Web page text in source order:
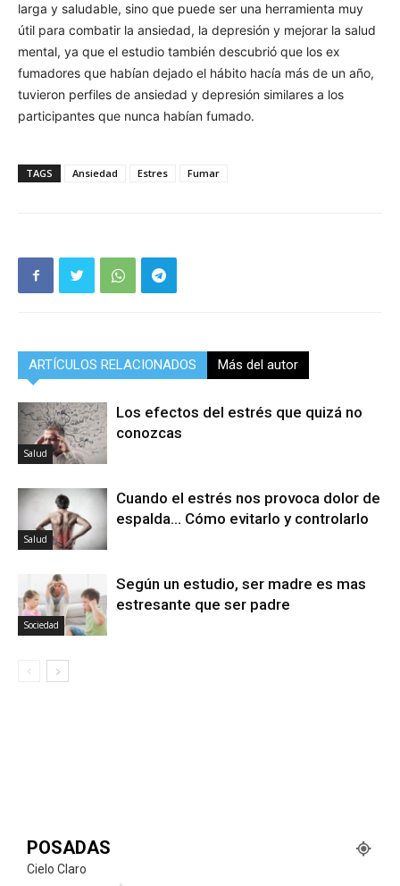
larga y saludable, sino que puede ser una herramienta muy
útil para combatir la ansiedad, la depresión y mejorar la salud
mental, ya que el estudio también descubrió que los ex
fumadores que habían dejado el hábito hacía más de un año,
tuvieron perfiles de ansiedad y depresión similares a los
participantes que nunca habían fumado.
TAGS Ansiedad Estres Fumar
ARTÍCULOS RELACIONADOS Más del autor
Salud
Los efectos del estrés que quizá no
conozcas
Salud
Cuando el estrés nos provoca dolor de
espalda… Cómo evitarlo y controlarlo
Sociedad
Según un estudio, ser madre es mas
estresante que ser padre
POSADAS
Cielo Claro